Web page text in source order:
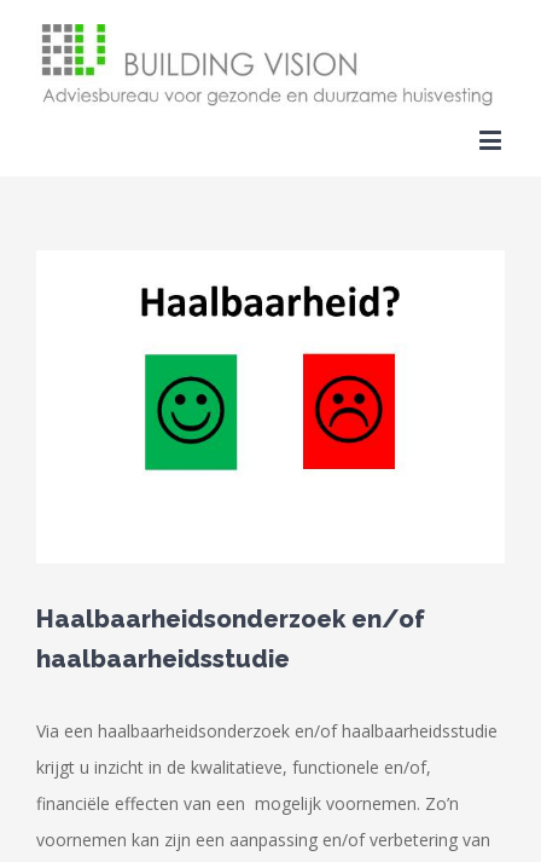
Haalbaarheidsonderzoek en/of
haalbaarheidsstudie
Via een haalbaarheidsonderzoek en/of haalbaarheidsstudie
krijgt u inzicht in de kwalitatieve, functionele en/of,
financiële effecten van een mogelijk voornemen. Zo’n
voornemen kan zijn een aanpassing en/of verbetering van